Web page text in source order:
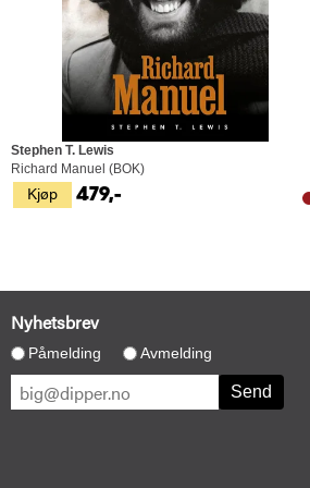
Kjøp
Stephen T. Lewis
Richard Manuel (BOK)
479,-
Nyhetsbrev
Påmelding Avmelding